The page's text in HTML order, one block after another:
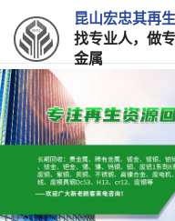
昆山宏忠其再
找专业人，做
金属